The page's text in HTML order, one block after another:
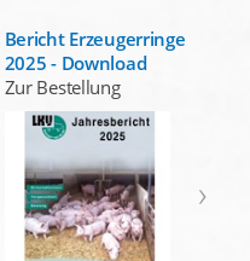
Bericht Erzeugerringe
2025 - Download
Zur Bestellung